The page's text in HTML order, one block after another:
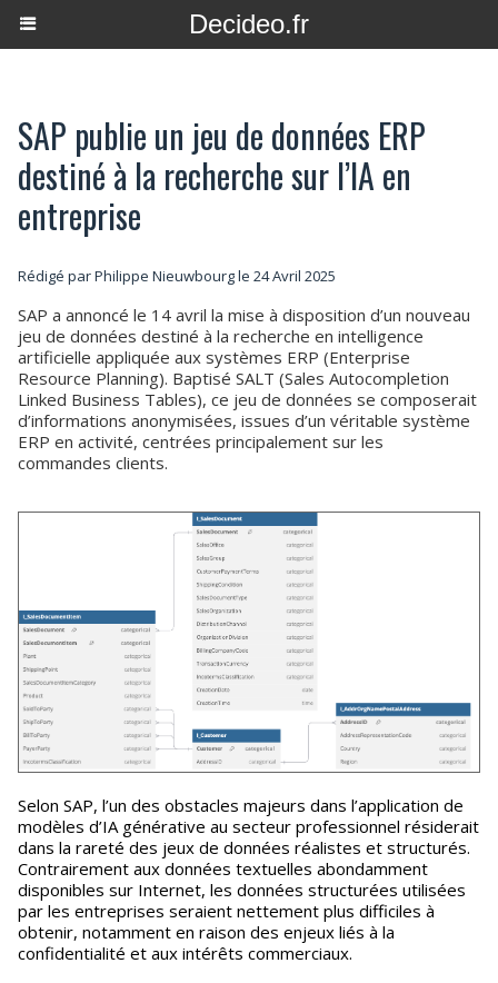
Decideo.fr
SAP publie un jeu de données ERP
destiné à la recherche sur l’IA en
entreprise
Rédigé parPhilippe Nieuwbourgle 24 Avril 2025
SAP a annoncé le 14 avril la mise à disposition d’un nouveau
jeu de données destiné à la recherche en intelligence
artificielle appliquée aux systèmes ERP (Enterprise
Resource Planning). Baptisé SALT (Sales Autocompletion
Linked Business Tables), ce jeu de données se composerait
d’informations anonymisées, issues d’un véritable système
ERP en activité, centrées principalement sur les
commandes clients.
Selon SAP, l’un des obstacles majeurs dans l’application de
modèles d’IA générative au secteur professionnel résiderait
dans la rareté des jeux de données réalistes et structurés.
Contrairement aux données textuelles abondamment
disponibles sur Internet, les données structurées utilisées
par les entreprises seraient nettement plus difficiles à
obtenir, notamment en raison des enjeux liés à la
confidentialité et aux intérêts commerciaux.